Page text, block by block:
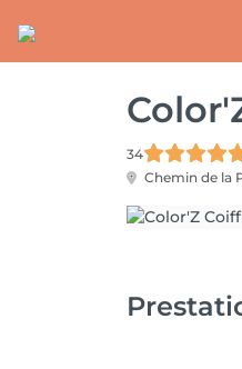
34
Chemin de la